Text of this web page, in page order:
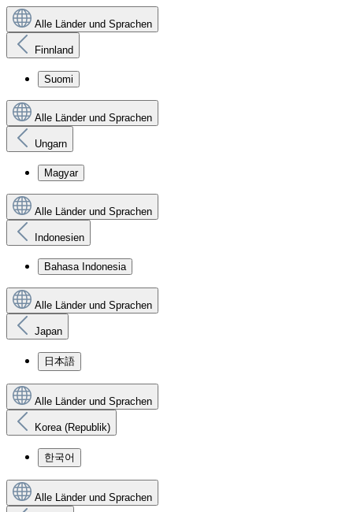
Alle Länder und Sprachen
Finnland
Suomi
Alle Länder und Sprachen
Ungarn
Magyar
Alle Länder und Sprachen
Indonesien
Bahasa Indonesia
Alle Länder und Sprachen
Japan
日本語
Alle Länder und Sprachen
Korea (Republik)
한국어
Alle Länder und Sprachen